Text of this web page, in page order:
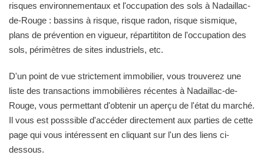
risques environnementaux et l'occupation des sols à Nadaillac-
de-Rouge : bassins à risque, risque radon, risque sismique,
plans de prévention en vigueur, répartititon de l'occupation des
sols, périmètres de sites industriels, etc.
D'un point de vue strictement immobilier, vous trouverez une
liste des transactions immobilières récentes à Nadaillac-de-
Rouge, vous permettant d'obtenir un aperçu de l'état du marché.
Il vous est posssible d'accéder directement aux parties de cette
page qui vous intéressent en cliquant sur l'un des liens ci-
dessous.